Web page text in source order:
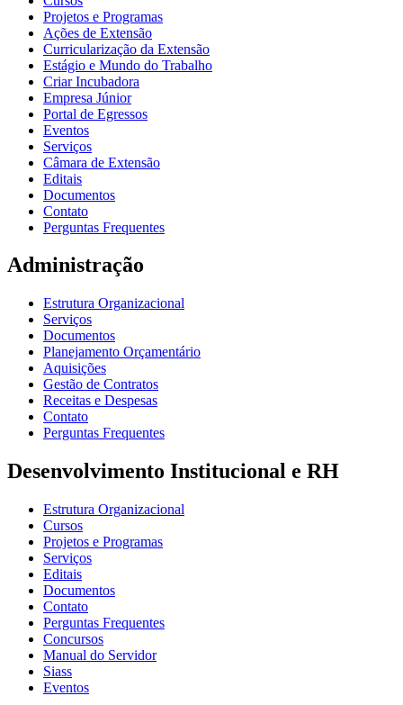
Projetos e Programas
Ações de Extensão
Curricularização da Extensão
Estágio e Mundo do Trabalho
Criar Incubadora
Empresa Júnior
Portal de Egressos
Eventos
Serviços
Câmara de Extensão
Editais
Documentos
Contato
Perguntas Frequentes
Administração
Estrutura Organizacional
Serviços
Documentos
Planejamento Orçamentário
Aquisições
Gestão de Contratos
Receitas e Despesas
Contato
Perguntas Frequentes
Desenvolvimento Institucional e RH
Estrutura Organizacional
Cursos
Projetos e Programas
Serviços
Editais
Documentos
Contato
Perguntas Frequentes
Concursos
Manual do Servidor
Siass
Eventos